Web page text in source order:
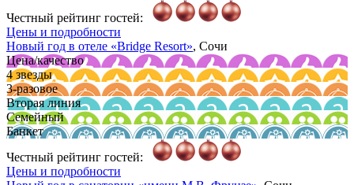
Честный рейтинг гостей:
Цены и подробности
Новый год в отеле «Bridge Resort», Сочи
Цена/качество
4 звезды
3-разовое
Вторая линия
Семейный
Банкет
Честный рейтинг гостей:
Цены и подробности